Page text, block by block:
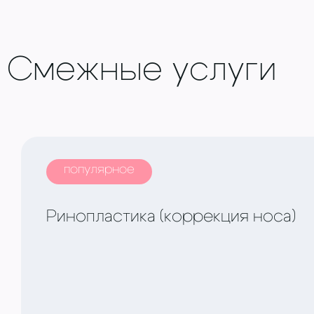
большой опыт в проведении самых
аккуратные надрезы и надлежащее
операции проводятся с минимальной
Смежные услуги
популярное
Ринопластика (коррекция носа)